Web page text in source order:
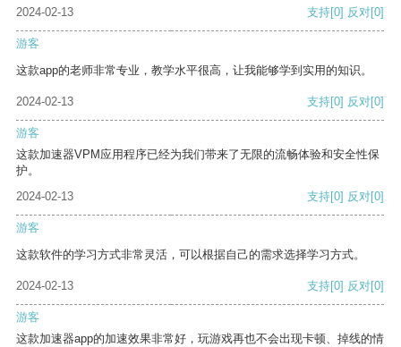
2024-02-13 支持[0] 反对[0]
游客
这款app的老师非常专业，教学水平很高，让我能够学到实用的知识。
2024-02-13 支持[0] 反对[0]
游客
这款加速器VPM应用程序已经为我们带来了无限的流畅体验和安全性保
护。
2024-02-13
支持[0] 反对[0]
游客
这款软件的学习方式非常灵活，可以根据自己的需求选择学习方式。
2024-02-13 支持[0] 反对[0]
游客
这款加速器app的加速效果非常好，玩游戏再也不会出现卡顿、掉线的情